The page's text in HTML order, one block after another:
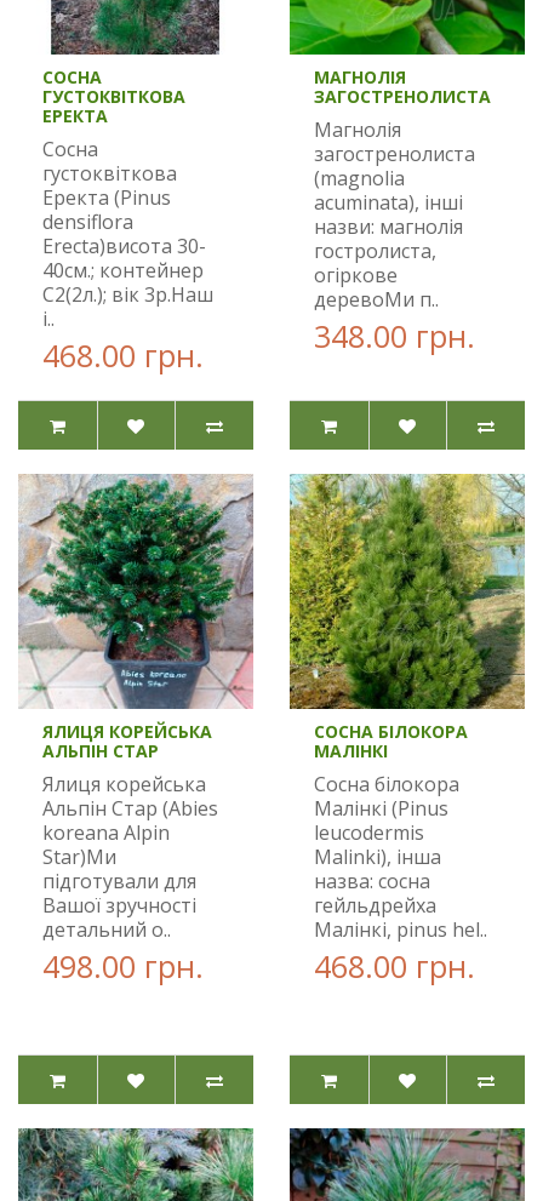
СОСНА
ГУСТОКВІТКОВА
ЕРЕКТА
Сосна
густоквіткова
Еректа (Pinus
densiflora
Erecta)висота 30-
40см.; контейнер
С2(2л.); вік 3р.Наш
і..
468.00 грн.
МАГНОЛІЯ
ЗАГОСТРЕНОЛИСТА
Магнолія
загостренолиста
(magnolia
acuminata), інші
назви: магнолія
гостролиста,
огіркове
деревоМи п..
348.00 грн.
ЯЛИЦЯ КОРЕЙСЬКА
АЛЬПІН СТАР
Ялиця корейська
Альпін Стар (Abies
koreana Alpin
Star)Ми
підготували для
Вашої зручності
детальний о..
498.00 грн.
СОСНА БІЛОКОРА
МАЛІНКІ
Сосна білокора
Малінкі (Pinus
leucodermis
Malinki), інша
назва: сосна
гейльдрейха
Малінкі, pinus hel..
468.00 грн.